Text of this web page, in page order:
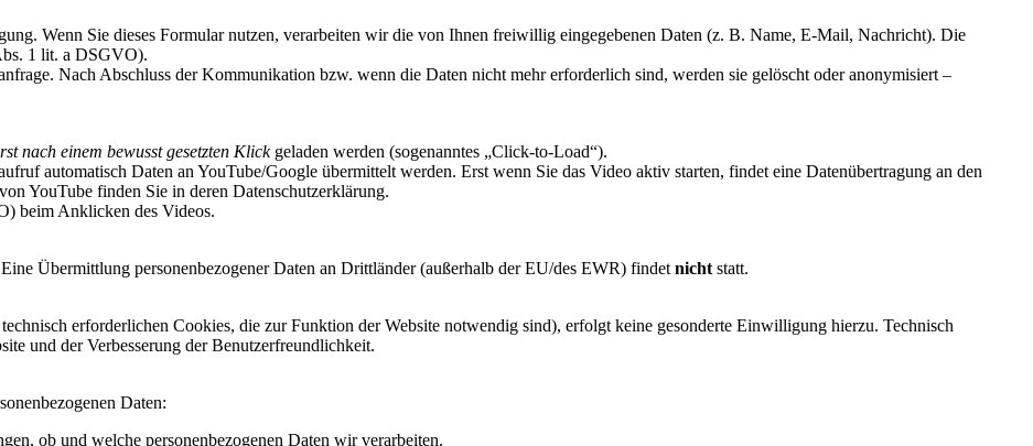
Wenn Sie dieses Formular nutzen, verarbeiten wir die von Ihnen freiwillig eingegebenen Daten (z. B. Name, E-Mail, Nachricht). Die
1 lit. a DSGVO).
Nach Abschluss der Kommunikation bzw. wenn die Daten nicht mehr erforderlich sind, werden sie gelöscht oder anonymisiert –
nach einem bewusst gesetzten Klickgeladen werden (sogenanntes „Click-to-Load“).
automatisch Daten an YouTube/Google übermittelt werden. Erst wenn Sie das Video aktiv starten, findet eine Datenübertragung an den
YouTube finden Sie in deren Datenschutzerklärung.
beim Anklicken des Videos.
Übermittlung personenbezogener Daten an Drittländer (außerhalb der EU/des EWR) findet nicht statt.
erforderlichen Cookies, die zur Funktion der Website notwendig sind), erfolgt keine gesonderte Einwilligung hierzu. Technisch
und der Verbesserung der Benutzerfreundlichkeit.
Daten:
ob und welche personenbezogenen Daten wir verarbeiten.